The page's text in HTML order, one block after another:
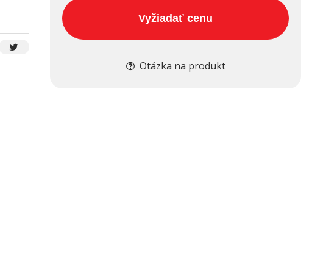
Vyžiadať cenu
Otázka na produkt